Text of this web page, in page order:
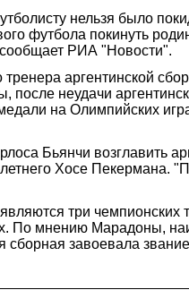
нельзя было
футбола покинуть
РИА "Новости".
тренера аргентинской
неудачи
на Олимпийских
Бьянчи возглавить
Хосе Пекермана.
три чемпионских
По мнению Марадоны,
сборная завоевала